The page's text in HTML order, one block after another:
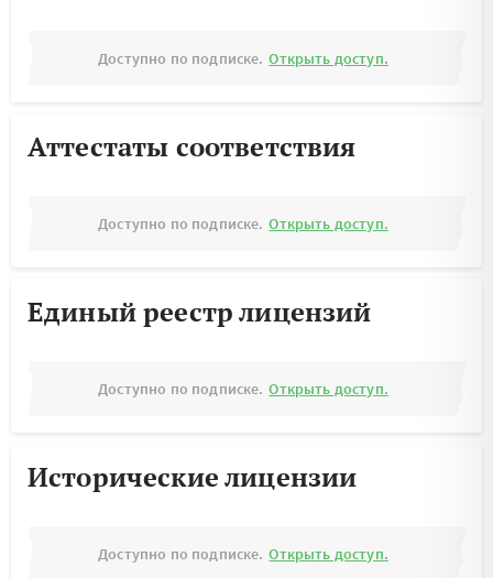
Доступно по подписке. Открыть доступ.
Аттестаты соответствия
Доступно по подписке. Открыть доступ.
Единый реестр лицензий
Доступно по подписке. Открыть доступ.
Исторические лицензии
Доступно по подписке. Открыть доступ.